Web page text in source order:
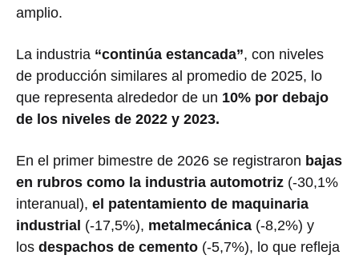
amplio.
La industria “continúa estancada”, con niveles
de producción similares al promedio de 2025, lo
que representa alrededor de un 10% por debajo
de los niveles de 2022 y 2023.
En el primer bimestre de 2026 se registraron bajas
en rubros como la industria automotriz (-30,1%
interanual), el patentamiento de maquinaria
industrial (-17,5%), metalmecánica (-8,2%) y
los despachos de cemento (-5,7%), lo que refleja